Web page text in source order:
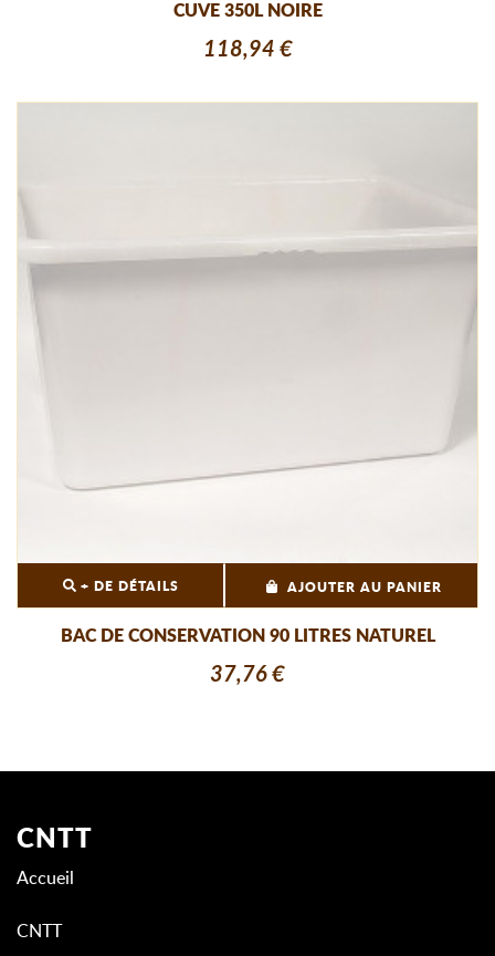
CUVE 350L NOIRE
118,94 €
+ DE DÉTAILS AJOUTER AU PANIER
BAC DE CONSERVATION 90 LITRES NATUREL
37,76 €
CNTT
Accueil
CNTT